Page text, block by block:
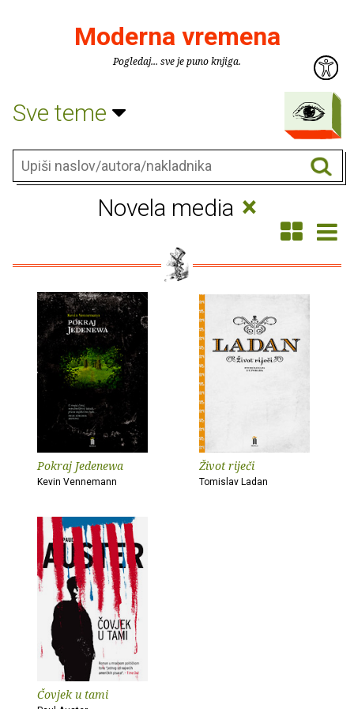
Moderna vremena
Pogledaj... sve je puno knjiga.
Sve teme
Novela media ×
Pokraj Jedenewa
Kevin Vennemann
Život riječi
Tomislav Ladan
Čovjek u tami